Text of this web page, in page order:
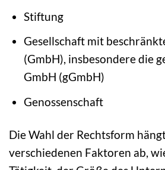
Stiftung
Gesellschaft mit
(GmbH), insbesondere die
GmbH (gGmbH)
Genossenschaft
Die Wahl der Rechtsform
verschiedenen Faktoren ab,